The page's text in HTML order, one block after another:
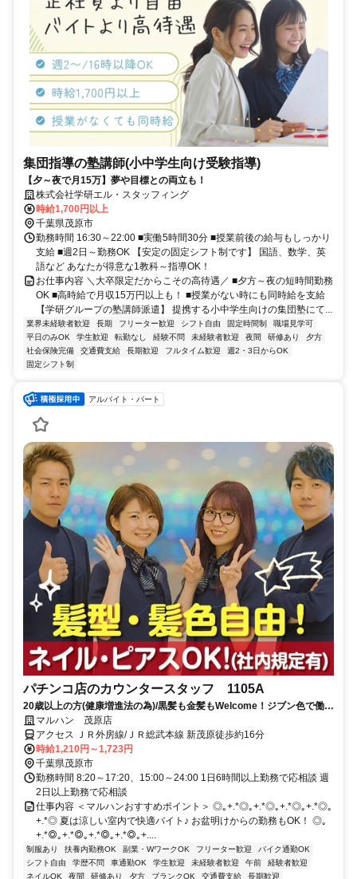
集団指導の塾講師(小中学生向け受験指導)
【夕～夜で月15万】夢や目標との両立も！
株式会社学研エル・スタッフィング
時給1,700円以上
千葉県茂原市
勤務時間 16:30～22:00 ■実働5時間30分 ■授業前後の給与もしっかり
支給 ■週2日～勤務OK 【安定の固定シフト制です】 国語、数学、英
語など あなたが得意な1教科～指導OK！
お仕事内容 ＼大卒限定だからこその高待遇／ ■夕方～夜の短時間勤務
OK ■高時給で月収15万円以上も！ ■授業がない時にも同時給を支給
【学研グループの塾講師派遣】 提携する小中学生向けの集団塾にて...
業界未経験者歓迎 長期 フリーター歓迎 シフト自由 固定時間制
職場見学可
平日のみOK
学生歓迎 転勤なし 経験不問 未経験者歓迎 夜間 研修あり
夕方
社会保険完備
交通費支給 長期歓迎 フルタイム歓迎
週2・3日からOK
固定シフト制
アルバイト・パート
パチンコ店のカウンタースタッフ 1105A
20歳以上の方(健康増進法の為)/黒髪も金髪もWelcome！ジブン色で働け
る！多様性全開のマルハンで、アナタらしく働こう☆履歴書不要
マルハン 茂原店
アクセス ＪＲ外房線/ＪＲ総武本線 新茂原徒歩約16分
時給1,210円～1,723円
千葉県茂原市
勤務時間 8:20～17:20、15:00～24:00 1日6時間以上勤務で応相談 週
2日以上勤務で応相談
仕事内容 ＜マルハンおすすめポイント＞ ◎｡+.*◎｡+.*◎｡+.*◎｡+.*◎｡
+.*◎ 夏は涼しい室内で快適バイト♪ お盆明けからの勤務もOK！ ◎｡
+.*◎｡+.*◎｡+.*◎｡+.*◎｡+....
制服あり 扶養内勤務OK 副業・WワークOK フリーター歓迎
バイク通勤OK
シフト自由
学歴不問 車通勤OK 学生歓迎 未経験者歓迎 午前
経験者歓迎
ネイルOK
夜間 研修あり 夕方 ブランクOK 交通費支給 長期歓迎